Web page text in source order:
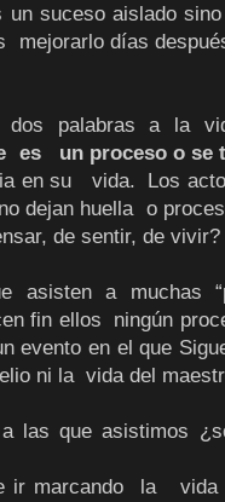
un suceso aislado
mejorarlo días
palabras a la
es un proceso o se
en su vida. Los
dejan huella o
de sentir, de vivir?
asisten a muchas
fin ellos ningún
evento en el que
ni la vida del
las que asistimos
ir marcando la vida